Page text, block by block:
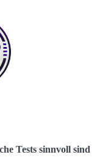
Tests sinnvoll sind